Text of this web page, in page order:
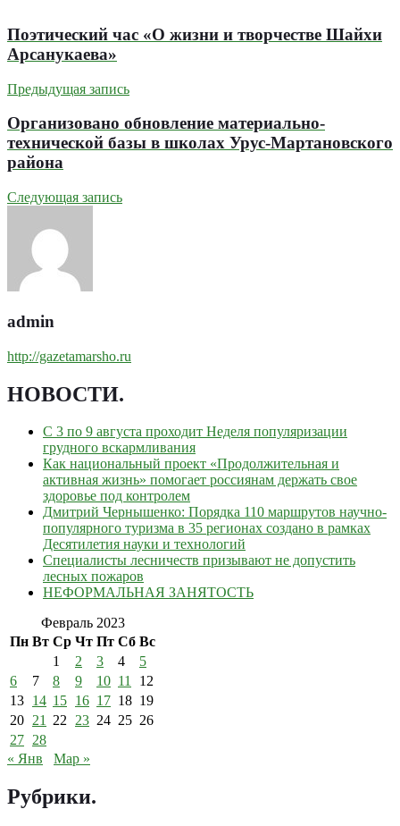
Поэтический час «О жизни и творчестве Шайхи
Арсанукаева»
Предыдущая запись
Организовано обновление материально-
технической базы в школах Урус-Мартановского
района
Следующая запись
admin
http://gazetamarsho.ru
НОВОСТИ.
С 3 по 9 августа проходит Неделя популяризации
грудного вскармливания
Как национальный проект «Продолжительная и
активная жизнь» помогает россиянам держать свое
здоровье под контролем
Дмитрий Чернышенко: Порядка 110 маршрутов научно-
популярного туризма в 35 регионах создано в рамках
Десятилетия науки и технологий
Специалисты лесничеств призывают не допустить
лесных пожаров
НЕФОРМАЛЬНАЯ ЗАНЯТОСТЬ
Февраль 2023
Пн Вт Ср Чт Пт Сб Вс
1
2 3 4
5
6
7 8 9 10 11
12
13 14 15 16 17 18 19
20 21 22 23 24 25 26
27 28
« Янв
Мар »
Рубрики.